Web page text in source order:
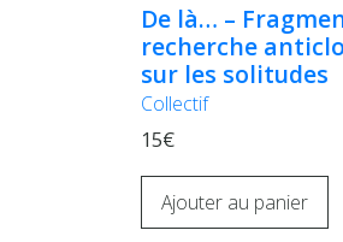
De là… –
recherche
sur les solitudes
Collectif
15€
Ajouter au panier